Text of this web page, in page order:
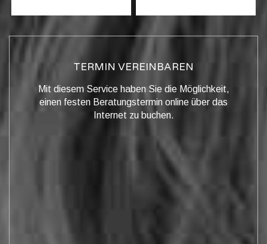
TERMIN VEREINBAREN
Mit diesem Service haben Sie die Möglichkeit,
einen festen Beratungstermin online über das
Internet zu buchen.